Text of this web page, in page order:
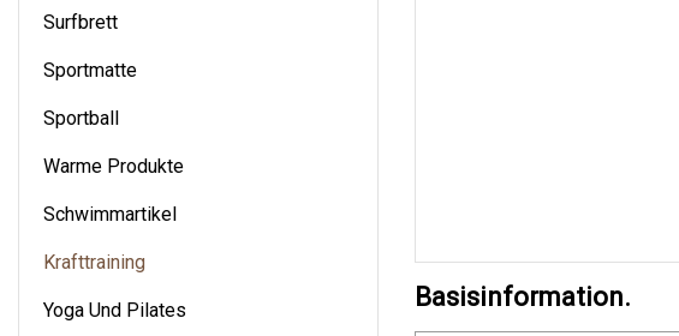
Surfbrett
Sportmatte
Sportball
Warme Produkte
Schwimmartikel
Krafttraining
Yoga Und Pilates Basisinformation.